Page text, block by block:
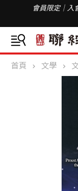
會員限定｜入
首頁 文學